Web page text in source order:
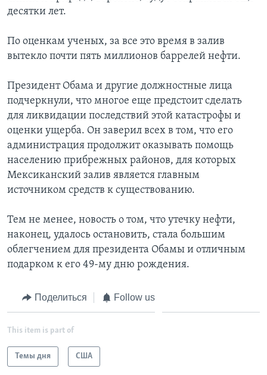
десятки лет.
По оценкам ученых, за все это время в залив
вытекло почти пять миллионов баррелей нефти.
Президент Обама и другие должностные лица
подчеркнули, что многое еще предстоит сделать
для ликвидации последствий этой катастрофы и
оценки ущерба. Он заверил всех в том, что его
администрация продолжит оказывать помощь
населению прибрежных районов, для которых
Мексиканский залив является главным
источником средств к существованию.
Тем не менее, новость о том, что утечку нефти,
наконец, удалось остановить, стала большим
облегчением для президента Обамы и отличным
подарком к его 49-му дню рождения.
Поделиться Follow us
This item is part of
Темы дня США